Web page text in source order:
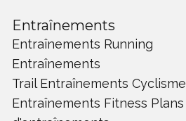
Entraînements
Entraînements Running
Entraînements
Trail Entraînements Cyclisme
Entraînements Fitness Plans